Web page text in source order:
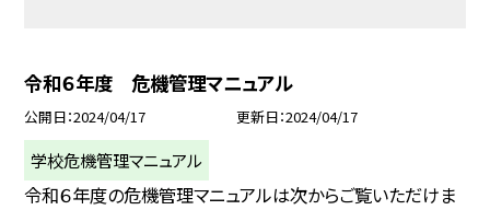
令和６年度 危機管理マニュアル
公開日 2024/04/17 更新日 2024/04/17
学校危機管理マニュアル
令和６年度の危機管理マニュアルは次からご覧いただけま